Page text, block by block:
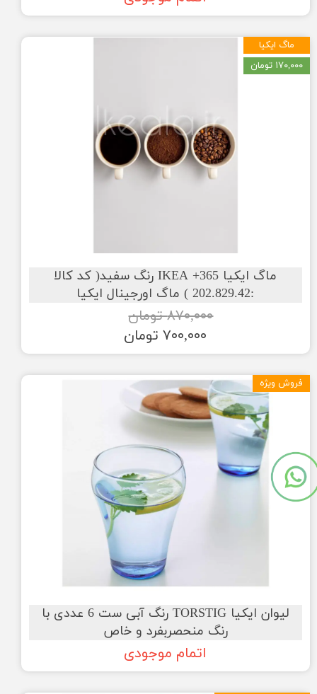
ماگ ایکیا IKEA +365 رنگ سفید( کد کالا
:202.829.42 ) ماگ اورجینال ایکیا
۸۷۰,۰۰۰ تومان
۷۰۰,۰۰۰ تومان
ماگ ایکیا
۱۷۰,۰۰۰ تومان
لیوان ایکیا TORSTIG رنگ آبی ست 6 عددی با
رنگ منحصربفرد و خاص
اتمام موجودی
فروش ویژه